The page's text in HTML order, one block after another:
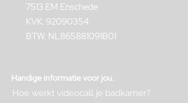
7513 EM Enschede
KVK: 92090354
BTW: NL865881091B01
Handige informatie voor jou.
Hoe werkt videocall je badkamer?